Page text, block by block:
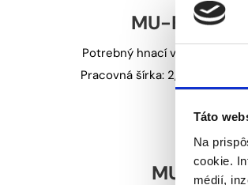
Táto
Na
cookie.
médií,
MU-Farmer®
Potrebný hnací výkon: od 120
Pracovná šírka: 2,80 m/ 3,00
MU-C/S